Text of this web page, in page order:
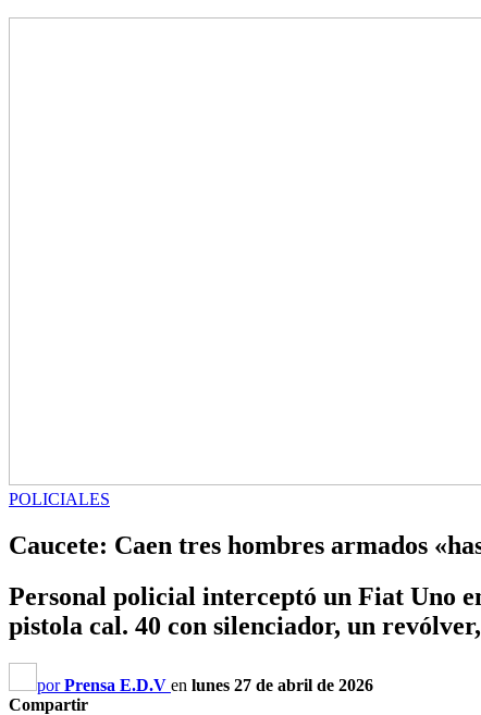
POLICIALES
Caucete: Caen tres hombres armados
Personal policial interceptó un Fiat Uno
pistola cal. 40 con silenciador, un
porPrensa E.D.V en lunes 27 de abril de 2026
Compartir